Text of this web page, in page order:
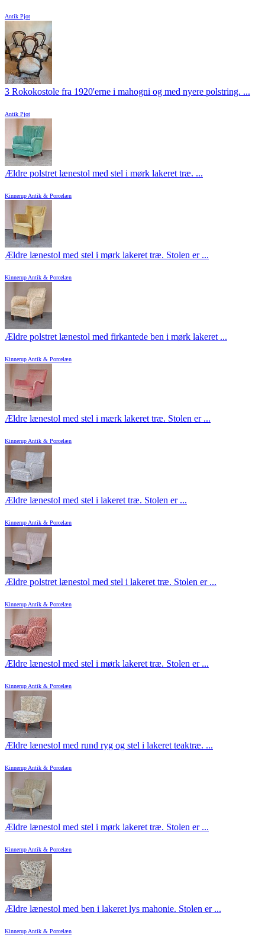
Antik Pjot
3 Rokokostole fra 1920'erne i mahogni og med nyere polstring. ...
Antik Pjot
Ældre polstret lænestol med stel i mørk lakeret træ. ...
Kinnerup Antik & Porcelæn
Ældre lænestol med stel i mørk lakeret træ. Stolen er ...
Kinnerup Antik & Porcelæn
Ældre polstret lænestol med firkantede ben i mørk lakeret ...
Kinnerup Antik & Porcelæn
Ældre lænestol med stel i mærk lakeret træ. Stolen er ...
Kinnerup Antik & Porcelæn
Ældre lænestol med stel i lakeret træ. Stolen er ...
Kinnerup Antik & Porcelæn
Ældre polstret lænestol med stel i lakeret træ. Stolen er ...
Kinnerup Antik & Porcelæn
Ældre lænestol med stel i mørk lakeret træ. Stolen er ...
Kinnerup Antik & Porcelæn
Ældre lænestol med rund ryg og stel i lakeret teaktræ. ...
Kinnerup Antik & Porcelæn
Ældre lænestol med stel i mørk lakeret træ. Stolen er ...
Kinnerup Antik & Porcelæn
Ældre lænestol med ben i lakeret lys mahonie. Stolen er ...
Kinnerup Antik & Porcelæn